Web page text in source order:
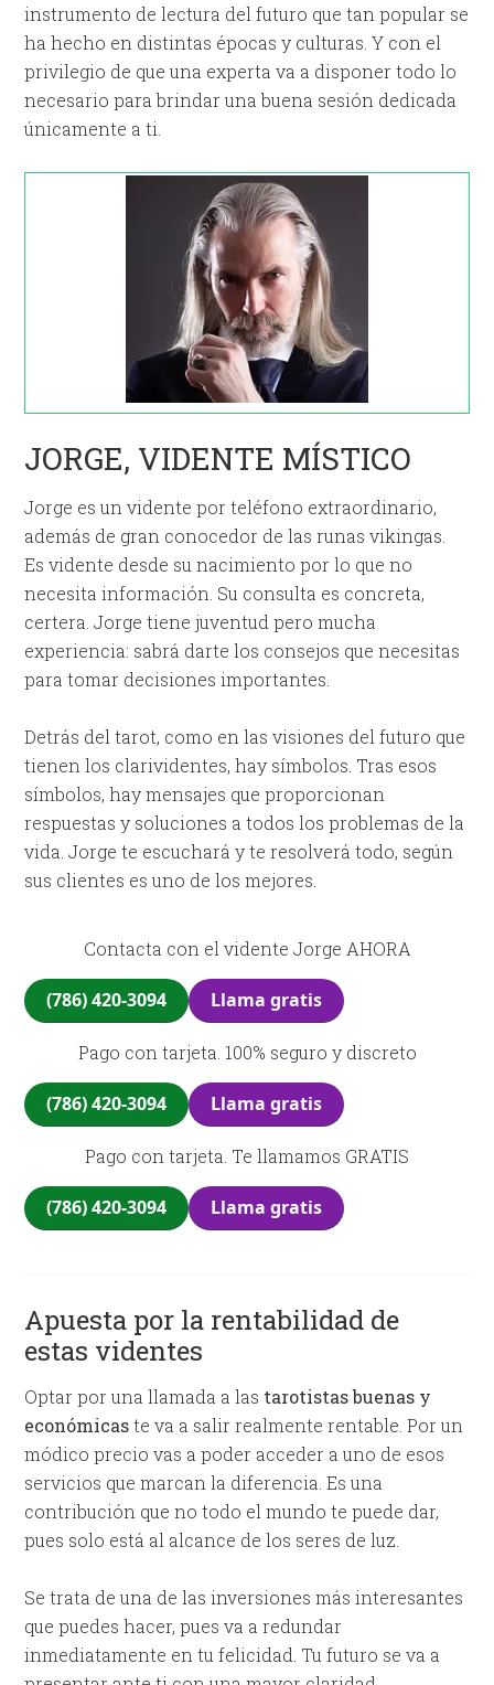
instrumento de lectura del futuro que tan popular se
ha hecho en distintas épocas y culturas. Y con el
privilegio de que una experta va a disponer todo lo
necesario para brindar una buena sesión dedicada
únicamente a ti.
JORGE, VIDENTE MÍSTICO
Jorge es un vidente por teléfono extraordinario,
además de gran conocedor de las runas vikingas.
Es vidente desde su nacimiento por lo que no
necesita información. Su consulta es concreta,
certera. Jorge tiene juventud pero mucha
experiencia: sabrá darte los consejos que necesitas
para tomar decisiones importantes.
Detrás del tarot, como en las visiones del futuro que
tienen los clarividentes, hay símbolos. Tras esos
símbolos, hay mensajes que proporcionan
respuestas y soluciones a todos los problemas de la
vida. Jorge te escuchará y te resolverá todo, según
sus clientes es uno de los mejores.
Contacta con el vidente Jorge AHORA
(786) 420-3094 Llama gratis
Pago con tarjeta. 100% seguro y discreto
(786) 420-3094 Llama gratis
Pago con tarjeta. Te llamamos GRATIS
(786) 420-3094 Llama gratis
Apuesta por la rentabilidad de
estas videntes
Optar por una llamada a las tarotistas buenas y
económicaste va a salir realmente rentable. Por un
módico precio vas a poder acceder a uno de esos
servicios que marcan la diferencia. Es una
contribución que no todo el mundo te puede dar,
pues solo está al alcance de los seres de luz.
Se trata de una de las inversiones más interesantes
que puedes hacer, pues va a redundar
inmediatamente en tu felicidad. Tu futuro se va a